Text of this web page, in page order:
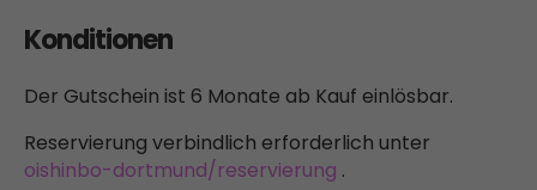
Konditionen
Der Gutschein ist 6 Monate ab Kauf einlösbar.
Reservierung verbindlich erforderlich unter
oishinbo-dortmund/reservierung .